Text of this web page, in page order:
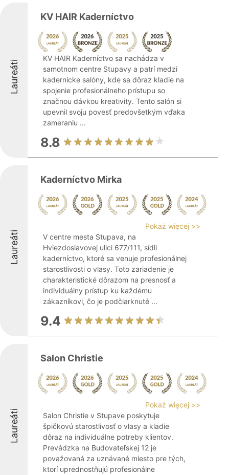
Laureáti
KV HAIR Kaderníctvo
KV HAIR Kaderníctvo sa nachádza v
samotnom centre Stupavy a patrí medzi
kadernícke salóny, kde sa dôraz kladie na
spojenie profesionálneho prístupu so
značnou dávkou kreativity. Tento salón si
upevnil svoju povesť predovšetkým vďaka
zameraniu ...
8.8
Laureáti
Kaderníctvo Mirka
Pokaż więcej >>
V centre mesta Stupava, na
Hviezdoslavovej ulici 677/111, sídli
kaderníctvo, ktoré sa venuje profesionálnej
starostlivosti o vlasy. Toto zariadenie je
charakteristické dôrazom na presnosť a
individuálny prístup ku každému
zákazníkovi, čo je podčiarknuté ...
9.4
Laureáti
Salon Christie
Pokaż więcej >>
Salon Christie v Stupave poskytuje
špičkovú starostlivosť o vlasy a kladie
dôraz na individuálne potreby klientov.
Prevádzka na Budovateľskej 12 je
považovaná za uznávané miesto pre tých,
ktorí uprednostňujú profesionálne